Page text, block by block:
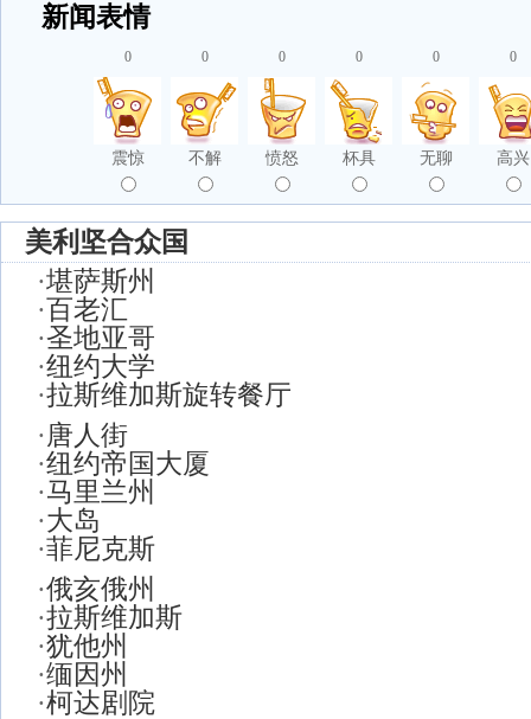
新闻表情
0
震惊
0
不解
0
愤怒
0
杯具
0
无聊
0
高兴
美利坚合众国
·堪萨斯州
·百老汇
·圣地亚哥
·纽约大学
·拉斯维加斯旋转餐厅
· 唐人街
·纽约帝国大厦
·马里兰州
·大岛
·菲尼克斯
·俄亥俄州
·拉斯维加斯
·犹他州
·缅因州
·柯达剧院